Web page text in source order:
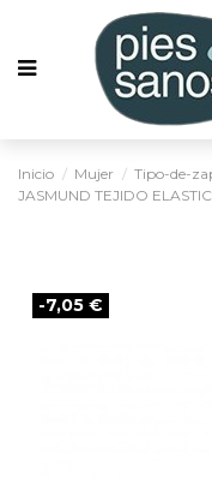
Inicio Mujer Tipo-de-
JASMUND TEJIDO
-7,05 €